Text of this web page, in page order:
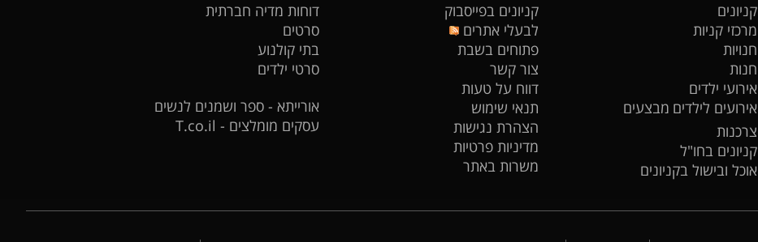
קניונים
מרכזי קניות
חנויות
חנות
אירועי ילדים
אירועים לילדים מבצעים
צרכנות
קניונים בחו"ל
אוכל ובישול בקניונים
קניונים בפייסבוק
לבעלי אתרים
פתוחים בשבת
צור קשר
דווח על טעות
תנאי שימוש
הצהרת נגישות
מדיניות פרטיות
משרות באתר
דוחות מדיה חברתית
סרטים
בתי קולנוע
סרטי ילדים
אורייתא - ספר ושמנים לנשים
עסקים מומלצים - T.co.il